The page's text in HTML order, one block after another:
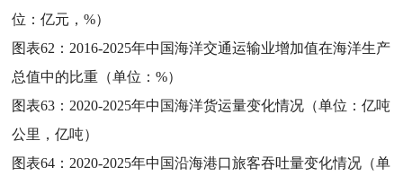
位：亿元，%）
图表62： 2016-2025年中国海洋交通运输业增加值在海洋生产
总值中的比重（单位：%）
图表63： 2020-2025年中国海洋货运量变化情况（单位：亿吨
公里，亿吨）
图表64： 2020-2025年中国沿海港口旅客吞吐量变化情况（单